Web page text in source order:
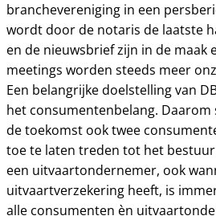
branchevereniging in een
wordt door de notaris de laatste
en de nieuwsbrief zijn in de maak
meetings worden steeds meer
Een belangrijke doelstelling van
het consumentenbelang.
de toekomst ook twee
toe te laten treden tot het
een uitvaartondernemer, ook
uitvaartverzekering heeft, is
alle consumenten èn